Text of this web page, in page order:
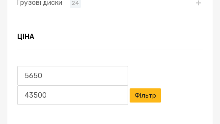
Грузові диски 24
ЦІНА
Мінімальна
Фільтр